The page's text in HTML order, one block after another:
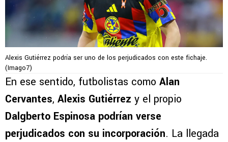
Alexis Gutiérrez podría ser uno de los perjudicados con este fichaje.
(Imago7)
En ese sentido, futbolistas como Alan
Cervantes, Alexis Gutiérrez y el propio
Dalgberto Espinosa podrían verse
perjudicados con su incorporación. La llegada